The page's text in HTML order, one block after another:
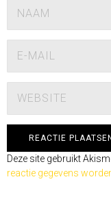
Deze site gebruikt
reactie gegevens